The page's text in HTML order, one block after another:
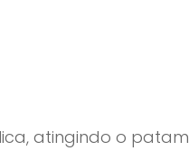
atingindo o